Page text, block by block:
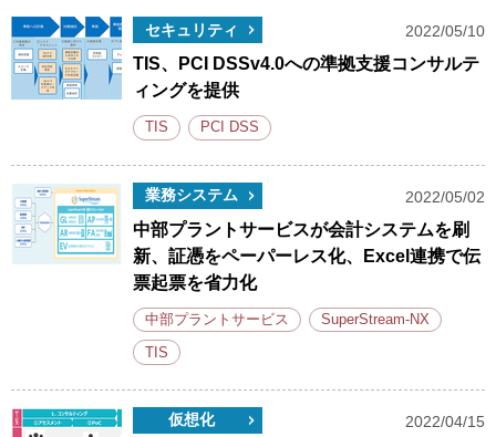
セキュリティ 2022/05/10
TIS、PCI DSSv4.0への準拠支援コンサルテ
ィングを提供
TIS PCI DSS
業務システム 2022/05/02
中部プラントサービスが会計システムを刷
新、証憑をペーパーレス化、Excel連携で伝
票起票を省力化
中部プラントサービス SuperStream-NX
TIS
仮想化 2022/04/15